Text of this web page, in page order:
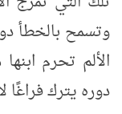
وتسمح بالخطأ
الألم تحرم
دوره يترك فراغًا